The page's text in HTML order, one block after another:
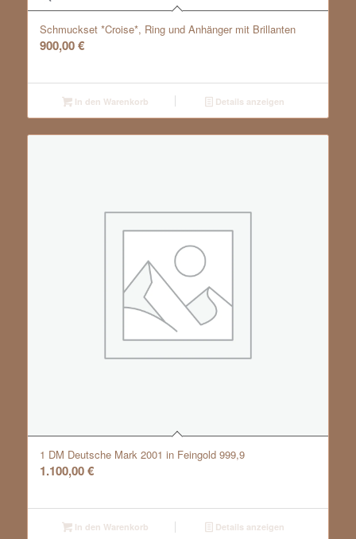
Schmuckset *Croise*, Ring und Anhänger mit Brillanten
900,00€
In den Warenkorb Details anzeigen
1 DM Deutsche Mark 2001 in Feingold 999,9
1.100,00€
In den Warenkorb Details anzeigen